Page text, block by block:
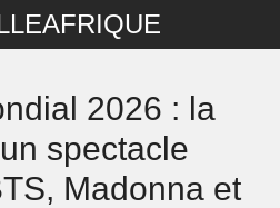
2026 : la
spectacle
Madonna et